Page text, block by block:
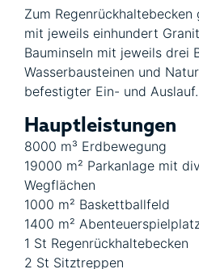
Zum
mit jeweils einhundert
Bauminseln mit jeweils drei
Wasserbausteinen und
befestigter Ein- und Auslauf.
Hauptleistungen
8000 m³ Erdbewegung
19000 m² Parkanlage mit
Wegflächen
1000 m² Baskettballfeld
1400 m²
1 St Regenrückhaltebecken
2 St Sitztreppen